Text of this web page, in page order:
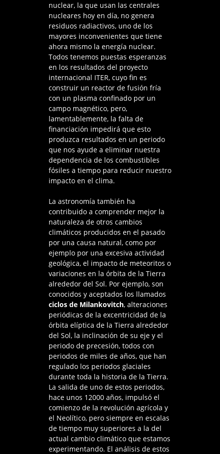
nuclear, la que usan las centrales
nucleares hoy en día, no genera
residuos radiactivos, uno de los
mayores inconvenientes que tiene
ahora mismo la energía nuclear.
Todos tenemos puestas esperanzas
en los resultados del proyecto
internacional ITER, cuyo fin es
construir un reactor de fusión fría
con un plasma confinado por un
campo magnético, pero,
lamentablemente, la falta de
financiación impedirá que esto
produzca resultados en un periodo
que nos ayude a eliminar nuestra
dependencia de los combustibles
fósiles a tiempo para reducir nuestro
impacto en el clima.
La astronomía también ha
contribuido a comprender mejor la
naturaleza de otros cambios
climáticos producidos en el pasado
por una causa natural, como por
ejemplo por una excesiva actividad
geológica, el impacto de meteoritos o
variaciones en la órbita de la Tierra
alrededor del Sol. Por ejemplo, son
conocidos y aceptados los llamados
ciclos de Milankovitch, alteraciones
periódicas de la excentricidad de la
órbita elíptica de la Tierra alrededor
del Sol, la inclinación de su eje y el
periodo de precesión, todos con
periodos de miles de años, que han
regulado los periodos glaciales
durante toda la historia de la Tierra.
La salida de uno de estos periodos,
hace unos 12000 años, impulsó el
comienzo de la revolución agrícola y
el Neolítico, pero siempre en escalas
de tiempo muy superiores a la del
actual cambio climático que estamos
experimentando. El análisis de estos